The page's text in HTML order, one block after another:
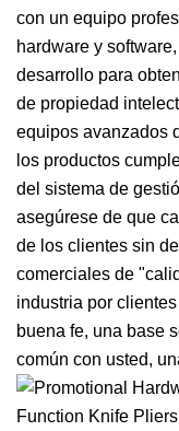
con un equipo
hardware y
desarrollo para
de propiedad
equipos avanzados
los productos
del sistema de
asegúrese de que
de los clientes sin
comerciales de
industria por
buena fe, una base
común con usted,